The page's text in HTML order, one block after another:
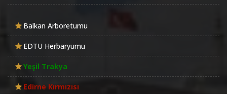
Balkan Arboretumu
EDTU Herbaryumu
Yeşil Trakya
Edirne Kırmızısı